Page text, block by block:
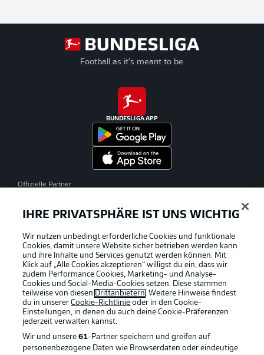
Football as it's meant to be
BUNDESLIGA APP
Offizielle Partner
IHRE PRIVATSPHÄRE IST UNS WICHTIG
Wir nutzen unbedingt erforderliche Cookies und funktionale
Cookies, damit unsere Website sicher betrieben werden kann
und ihre Inhalte und Services genutzt werden können. Mit
Klick auf „Alle Cookies akzeptieren“ willigst du ein, dass wir
zudem Performance Cookies, Marketing- und Analyse-
Cookies und Social-Media-Cookies setzen. Diese stammen
teilweise von diesen Drittanbietern. Weitere Hinweise findest
du in unsererCookie-Richtlinie oder in den Cookie-
Einstellungen, in denen du auch deine Cookie-Präferenzen
jederzeit verwalten kannst.
Wir und unsere61-Partner speichern und greifen auf
personenbezogene Daten wie Browserdaten oder eindeutige